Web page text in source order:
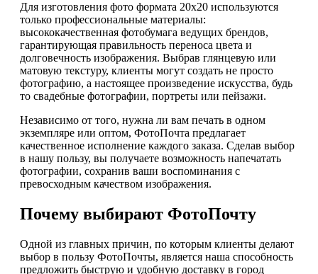
Для изготовления фото формата 20х20 используются
только профессиональные материалы:
высококачественная фотобумага ведущих брендов,
гарантирующая правильность переноса цвета и
долговечность изображения. Выбрав глянцевую или
матовую текстуру, клиенты могут создать не просто
фотографию, а настоящее произведение искусства, будь
то свадебные фотографии, портреты или пейзажи.
Независимо от того, нужна ли вам печать в одном
экземпляре или оптом, ФотоПочта предлагает
качественное исполнение каждого заказа. Сделав выбор
в нашу пользу, вы получаете возможность напечатать
фотографии, сохранив ваши воспоминания с
превосходным качеством изображения.
Почему выбирают ФотоПочту
Одной из главных причин, по которым клиенты делают
выбор в пользу ФотоПочты, является наша способность
предложить быструю и удобную доставку в город